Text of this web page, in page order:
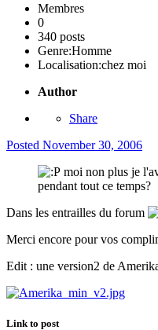
Membres
0
340 posts
Genre:Homme
Localisation:chez moi
Author
Share
Posted November 30, 2006
moi non plus je
pendant tout ce temps?
Dans les entrailles du forum
Merci encore pour vos
Edit : une version2 de
Link to post